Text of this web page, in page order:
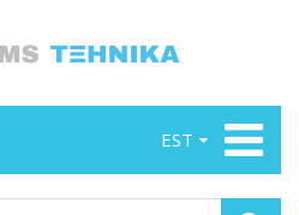
EST